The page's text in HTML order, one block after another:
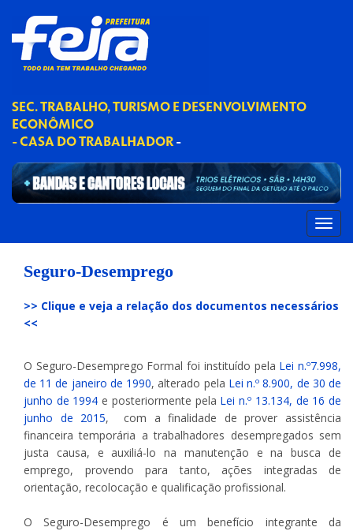
SEC. TRABALHO, TURISMO E DESENVOLVIMENTO
ECONÔMICO
- CASA DO TRABALHADOR-
Seguro-Desemprego
>> Clique e veja a relação dos documentos necessários
<<
O Seguro-Desemprego Formal foi instituído pela Lei n.º7.998,
de 11 de janeiro de 1990, alterado pela Lei n.º 8.900, de 30 de
junho de 1994 e posteriormente pela Lei n.º 13.134, de 16 de
junho de 2015, com a finalidade de prover assistência
financeira temporária a trabalhadores desempregados sem
justa causa, e auxiliá-lo na manutenção e na busca de
emprego, provendo para tanto, ações integradas de
orientação, recolocação e qualificação profissional.
O Seguro-Desemprego é um benefício integrante da